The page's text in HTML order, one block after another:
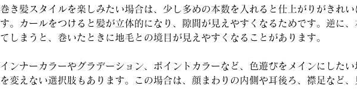
巻き髪スタイルを楽しみたい場合は、少し多めの本数を入れると仕上がりがきれい
す。カールをつけると髪が立体的になり、隙間が見えやすくなるためです。逆に
てしまうと、巻いたときに地毛との境目が見えやすくなることがあります。
インナーカラーやグラデーション、ポイントカラーなど、色遊びをメインにしたい
を変えない選択肢もあります。この場合は、顔まわりの内側や耳後ろ、襟足など